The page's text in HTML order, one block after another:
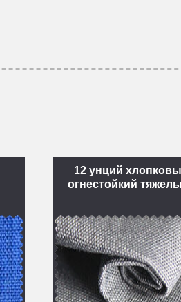
12 унций
огнестойкий